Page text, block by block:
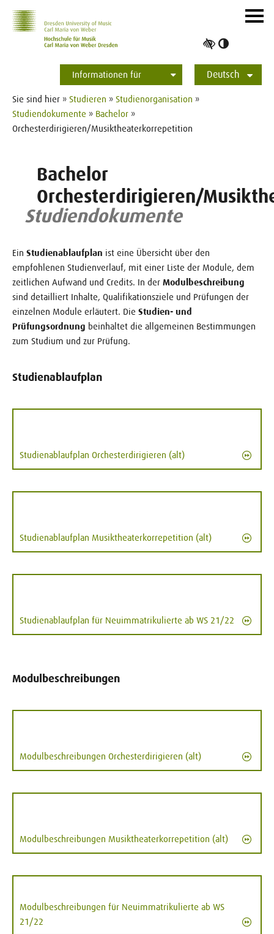
Informationen für
Studierende
Bewerber*innen
International
Presse
Alumni
Deutsch
ein-/
Sie sind hier » Studieren » Studienorganisation »
Studiendokumente » Bachelor »
Orchesterdirigieren/Musiktheaterkorrepetition
Bachelor
Orchesterdirigieren/
Studiendokumente
Ein Studienablaufplan ist eine Übersicht über den
empfohlenen Studienverlauf, mit einer Liste der Module, dem
zeitlichen Aufwand und Credits. In der Modulbeschreibung
sind detailliert Inhalte, Qualifikationsziele und Prüfungen der
einzelnen Module erläutert. Die Studien- und
Prüfungsordnung beinhaltet die allgemeinen Bestimmungen
zum Studium und zur Prüfung.
Studienablaufplan
Studienablaufplan Orchesterdirigieren (alt)
Studienablaufplan Musiktheaterkorrepetition (alt)
Studienablaufplan für Neuimmatrikulierte ab WS 21/22
Modulbeschreibungen
Modulbeschreibungen Orchesterdirigieren (alt)
Modulbeschreibungen Musiktheaterkorrepetition (alt)
Modulbeschreibungen für Neuimmatrikulierte ab WS
21/22